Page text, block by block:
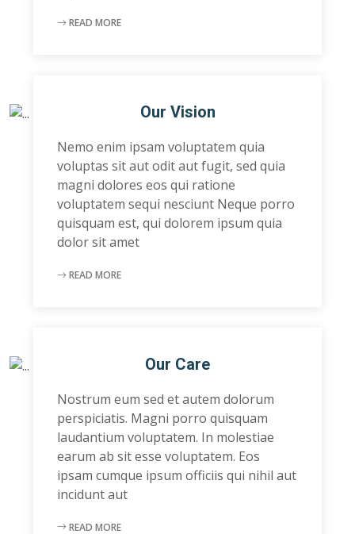
READ MORE
Our Vision
Nemo enim ipsam voluptatem quia
voluptas sit aut odit aut fugit, sed quia
magni dolores eos qui ratione
voluptatem sequi nesciunt Neque porro
quisquam est, qui dolorem ipsum quia
dolor sit amet
READ MORE
Our Care
Nostrum eum sed et autem dolorum
perspiciatis. Magni porro quisquam
laudantium voluptatem. In molestiae
earum ab sit esse voluptatem. Eos
ipsam cumque ipsum officiis qui nihil aut
incidunt aut
READ MORE